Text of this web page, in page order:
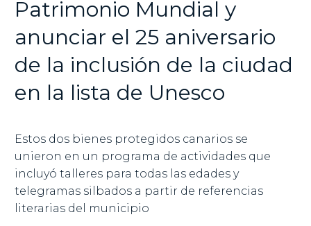
Patrimonio Mundial y
anunciar el 25 aniversario
de la inclusión de la ciudad
en la lista de Unesco
Estos dos bienes protegidos canarios se
unieron en un programa de actividades que
incluyó talleres para todas las edades y
telegramas silbados a partir de referencias
literarias del municipio